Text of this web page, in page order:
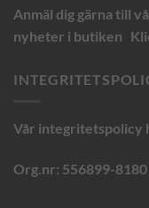
Anmäl dig gärna till
nyheter i butiken
Vår integritetspolicy
Org.nr: 556899-8180